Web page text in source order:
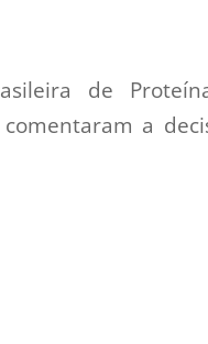
de
a